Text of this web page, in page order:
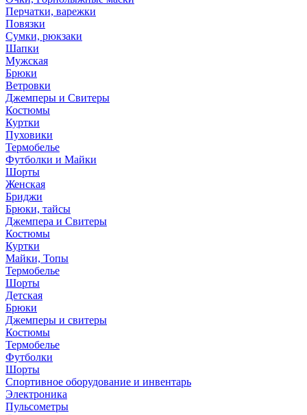
Перчатки, варежки
Повязки
Сумки, рюкзаки
Шапки
Мужская
Брюки
Ветровки
Джемперы и Свитеры
Костюмы
Куртки
Пуховики
Термобелье
Футболки и Майки
Шорты
Женская
Бриджи
Брюки, тайсы
Джемпера и Свитеры
Костюмы
Куртки
Майки, Топы
Термобелье
Шорты
Детская
Брюки
Джемперы и свитеры
Костюмы
Термобелье
Футболки
Шорты
Спортивное оборудование и инвентарь
Электроника
Пульсометры